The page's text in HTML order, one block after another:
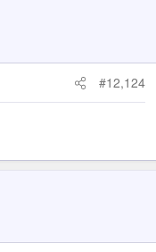
#12,124